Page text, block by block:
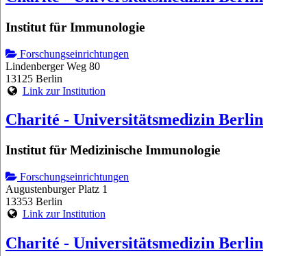
Institut für Immunologie
Forschungseinrichtungen
Lindenberger Weg 80
13125 Berlin
Link zur Institution
Charité - Universitätsmedizin Berlin
Institut für Medizinische Immunologie
Forschungseinrichtungen
Augustenburger Platz 1
13353 Berlin
Link zur Institution
Charité - Universitätsmedizin Berlin